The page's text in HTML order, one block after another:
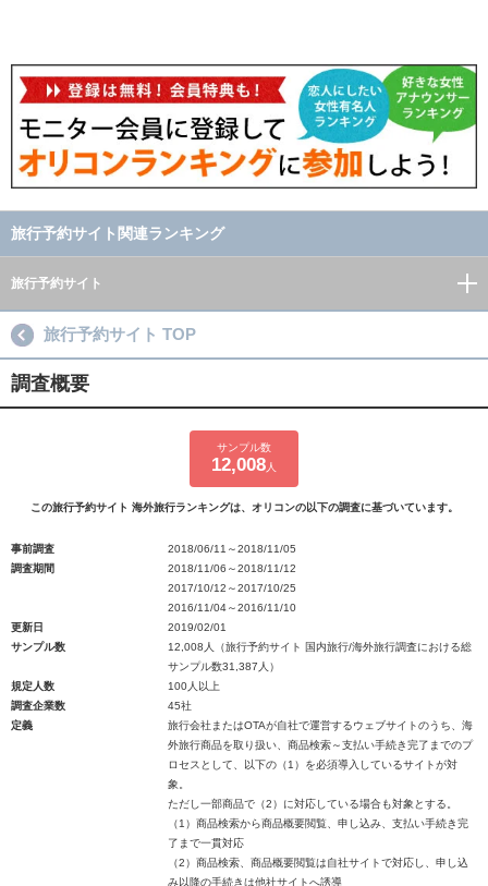
旅行予約サイト関連ランキング
旅行予約サイト
旅行予約サイト TOP
調査概要
サンプル数
12,008 人
この旅行予約サイト 海外旅行ランキングは、オリコンの以下の調査に基づいています。
事前調査
2018/06/11～2018/11/05
調査期間
2018/11/06～2018/11/12
2017/10/12～2017/10/25
2016/11/04～2016/11/10
更新日
2019/02/01
サンプル数
12,008人（旅行予約サイト 国内旅行/海外旅行調査における総
サンプル数31,387人）
規定人数
100人以上
調査企業数
45社
定義
旅行会社またはOTAが自社で運営するウェブサイトのうち、海
外旅行商品を取り扱い、商品検索～支払い手続き完了までのプ
ロセスとして、以下の（1）を必須導入しているサイトが対
象。
ただし一部商品で（2）に対応している場合も対象とする。
（1）商品検索から商品概要閲覧、申し込み、支払い手続き完
了まで一貫対応
（2）商品検索、商品概要閲覧は自社サイトで対応し、申し込
み以降の手続きは他社サイトへ誘導